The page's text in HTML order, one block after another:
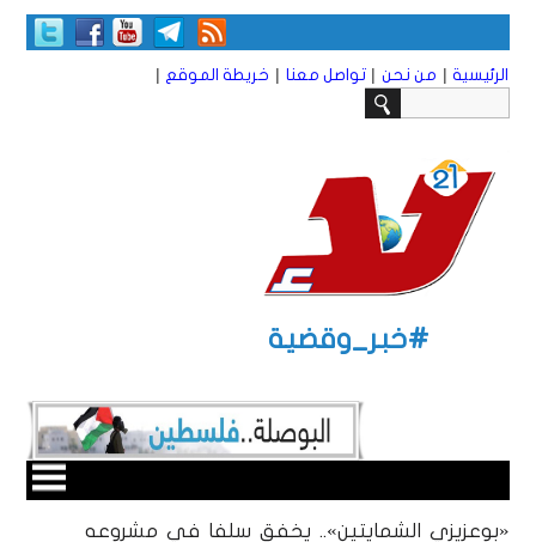
الرئيسية | من نحن | تواصل معنا | خريطة الموقع |
#خبر_وقضية
«بوعزيزي الشمايتين».. يخفق سلفا في مشروعه